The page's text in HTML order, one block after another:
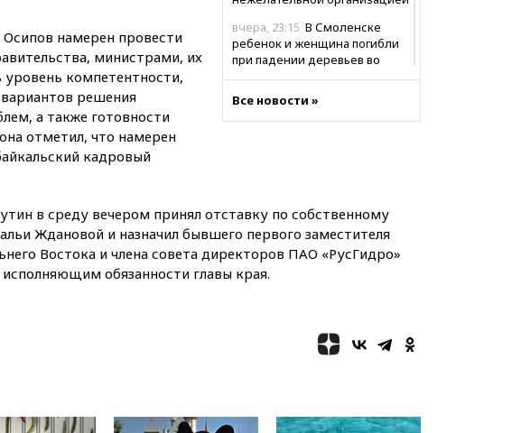
вчера, 23:15 В Смоленске
ребенок и женщина погибли
при падении деревьев во
вчера, 22:55В Москве в
пятницу ожидаются ливни
Отказаться от
российского гражданства
станет значительно дороже
вчера, 22:20
гвардейскую десантно-
Путин заслушал
признала нежелательным в
Все новости »
намерен провести
министрами, их
компетентности,
решения
а также готовности
отметил, что намерен
кадровый
в среду вечером принял отставку по собственному
Ждановой и назначил бывшего первого заместителя
Востока и члена совета директоров ПАО «РусГидро»
обязанности главы края.